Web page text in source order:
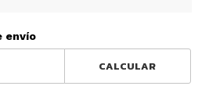
envío
CALCULAR